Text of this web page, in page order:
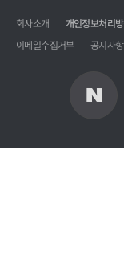
회사소개 개인정보처리
이메일수집거부
공지사항